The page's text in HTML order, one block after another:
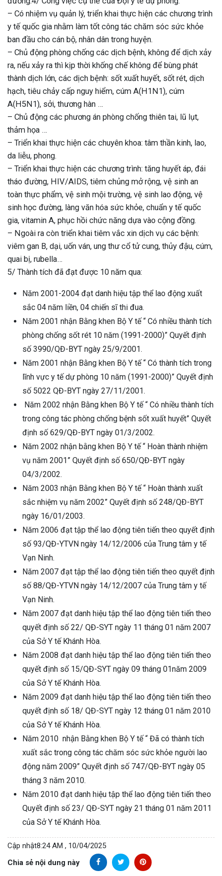
– Có nhiệm vụ quản lý, triển khai thực hiện các chương trình
y tế quốc gia nhằm làm tốt công tác chăm sóc sức khỏe
ban đầu cho cán bộ, nhân dân trong huyện.
– Chủ động phòng chống các dịch bệnh, không để dịch xảy
ra, nếu xảy ra thì kịp thời khống chế không để bùng phát
thành dịch lớn, các dịch bệnh: sốt xuất huyết, sốt rét, dịch
hạch, tiêu chảy cấp nguy hiểm, cúm A(H1N1), cúm
A(H5N1), sởi, thương hàn …
– Chủ động các phương án phòng chống thiên tai, lũ lụt,
thảm họa …
– Triển khai thực hiện các chuyên khoa: tâm thần kinh, lao,
da liễu, phong.
– Triển khai thực hiện các chương trình: tăng huyết áp, đái
tháo đường, HIV/AIDS, tiêm chủng mở rộng, vệ sinh an
toàn thực phẩm, vệ sinh mội trường, vệ sinh lao động, vệ
sinh học đường, làng văn hóa sức khỏe, chuẩn y tế quốc
gia, vitamin A, phục hồi chức năng dựa vào cộng đồng.
– Ngoài ra còn triển khai tiêm vắc xin dịch vụ các bệnh:
viêm gan B, dại, uốn ván, ung thư cổ tử cung, thủy đậu, cúm,
quai bị, rubella…
5/ Thành tích đã đạt được 10 năm qua:
Năm 2001-2004 đạt danh hiệu tập thể lao động xuất
sắc 04 năm liền, 04 chiến sĩ thi đua.
Năm 2001 nhận Bằng khen Bộ Y tế “ Có nhiều thành tích
phòng chống sốt rét 10 năm (1991-2000)” Quyết định
số 3990/QĐ-BYT ngày 25/9/2001.
Năm 2001 nhận Bằng khen Bộ Y tế “ Có thành tích trong
lĩnh vực y tế dự phòng 10 năm (1991-2000)” Quyết định
số 5022 QĐ-BYT ngày 27/11/2001.
Năm 2002 nhận Bằng khen Bộ Y tế “ Có nhiều thành tích
trong công tác phòng chống bệnh sốt xuất huyết” Quyết
định số 629/QĐ-BYT ngày 01/3/2002.
Năm 2002 nhận bằng khen Bộ Y tế “ Hoàn thành nhiệm
vụ năm 2001” Quyết định số 650/QĐ-BYT ngày
04/3/2002.
Năm 2003 nhận Bằng khen Bộ Y tế “ Hoàn thành xuất
sắc nhiệm vụ năm 2002” Quyết định số 248/QĐ-BYT
ngày 16/01/2003.
Năm 2006 đạt tập thể lao động tiên tiến theo quyết định
số 93/QĐ-YTVN ngày 14/12/2006 của Trung tâm y tế
Vạn Ninh.
Năm 2007 đạt tập thể lao động tiên tiến theo quyết định
số 88/QĐ-YTVN ngày 14/12/2007 của Trung tâm y tế
Vạn Ninh.
Năm 2007 đạt danh hiệu tập thể lao động tiên tiến theo
quyết định số 22/ QĐ-SYT ngày 11 tháng 01 năm 2007
của Sở Y tế Khánh Hòa.
Năm 2008 đạt danh hiệu tập thể lao động tiên tiến theo
quyết định số 15/QĐ-SYT ngày 09 tháng 01năm 2009
của Sở Y tế Khánh Hòa.
Năm 2009 đạt danh hiệu tập thể lao động tiên tiến theo
quyết định số 18/ QĐ-SYT ngày 12 tháng 01 năm 2010
của Sở Y tế Khánh Hòa.
Năm 2010 nhận Bằng khen Bộ Y tế “ Đã có thành tích
xuất sắc trong công tác chăm sóc sức khỏe người lao
động năm 2009” Quyết định số 747/QĐ-BYT ngày 05
tháng 3 năm 2010.
Năm 2010 đạt danh hiệu tập thể lao động tiên tiến theo
Quyết định số 23/ QĐ-SYT ngày 21 tháng 01 năm 2011
của Sở Y tế Khánh Hòa.
Cập nhật8:24 AM , 10/04/2025
Chia sẻ nội dung này